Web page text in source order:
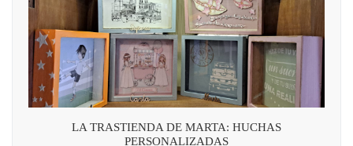
LA TRASTIENDA DE MARTA: HUCHAS
PERSONALIZADAS